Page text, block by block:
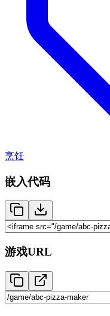
烹饪
嵌入代码
游戏URL